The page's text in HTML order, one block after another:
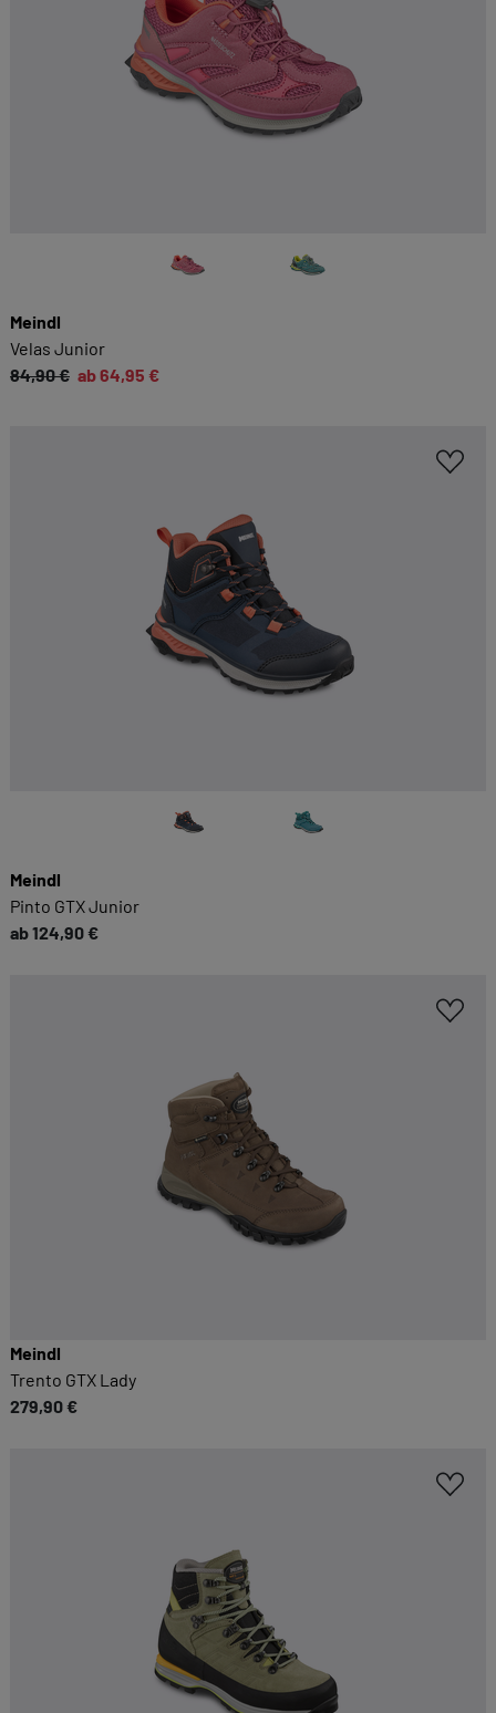
Meindl
Velas Junior
84,90 € ab 64,95 €
Meindl
Pinto GTX Junior
ab 124,90 €
Meindl
Trento GTX Lady
279,90 €